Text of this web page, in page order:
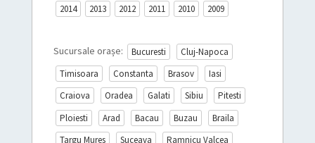
2014
2013 2012 2011 2010 2009
Sucursale orașe: Bucuresti
Cluj-Napoca
Timisoara
Constanta Brasov
Iasi
Craiova
Oradea Galati Sibiu
Pitesti
Ploiesti
Arad Bacau Buzau
Braila
Targu Mures
Suceava
Ramnicu Valcea